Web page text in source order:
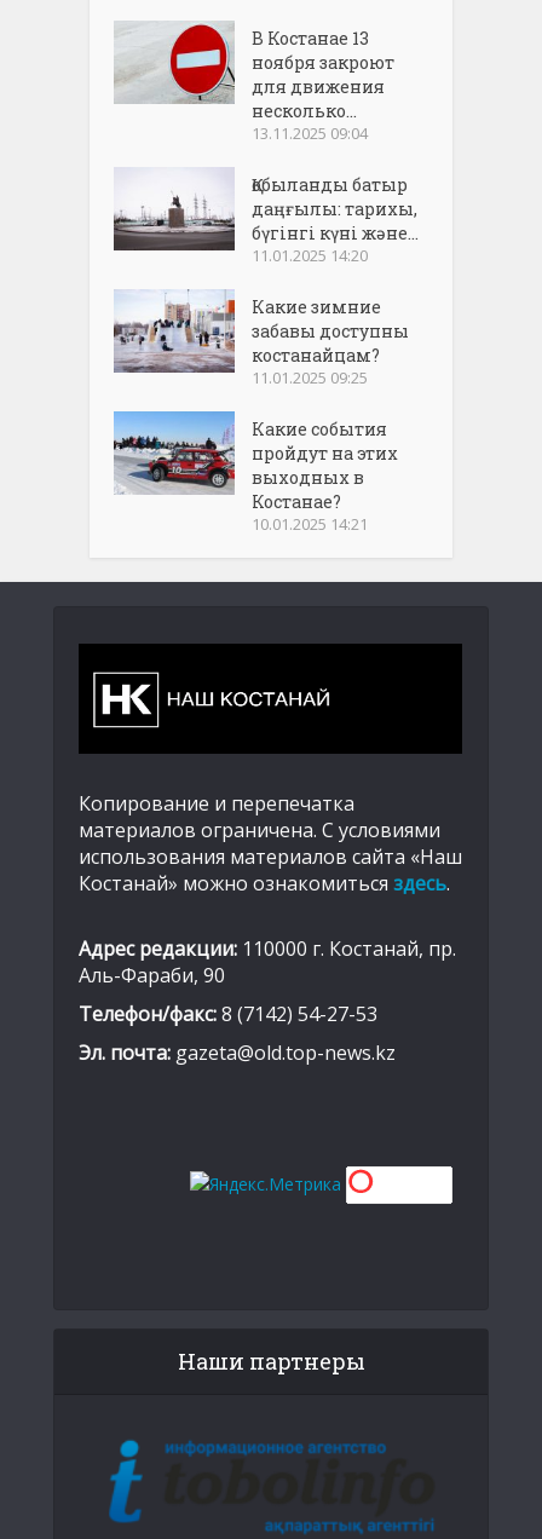
В Костанае 13
ноября закроют
для движения
несколько...
13.11.2025 09:04
Қобыланды батыр
даңғылы: тарихы,
бүгінгі күні және...
11.01.2025 14:20
Какие зимние
забавы доступны
костанайцам?
11.01.2025 09:25
Какие события
пройдут на этих
выходных в
Костанае?
10.01.2025 14:21
Копирование и перепечатка
материалов ограничена. С условиями
использования материалов сайта «Наш
Костанай» можно ознакомиться здесь.
Адрес редакции: 110000 г. Костанай, пр.
Аль-Фараби, 90
Телефон/факс:8 (7142) 54-27-53
Эл. почта: gazeta@old.top-news.kz
Наши партнеры